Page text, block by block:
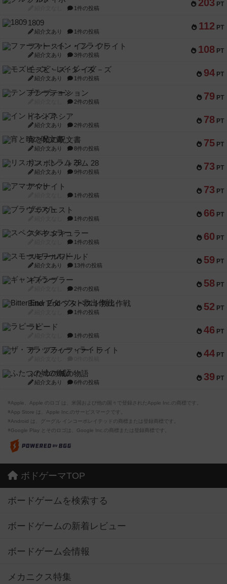
203 PT
1件の投稿
112 PT
1809
紹介文あり 1件の投稿
108 PT
ファースト・イン・フライト
紹介文あり 3件の投稿
94 PT
モズビ－ズ・レイダ－ズ
紹介文あり 1件の投稿
79 PT
テンプテーション
2件の投稿
78 PT
インドネシア
紹介文あり 2件の投稿
75 PT
宵と暁の呪文書
紹介文あり 8件の投稿
73 PT
リスボン・トラム 28
紹介文あり 9件の投稿
73 PT
アマナイト
1件の投稿
66 PT
ブラヴェスト
1件の投稿
60 PT
スペクタキュラー
1件の投稿
59 PT
スモールワールド
紹介文あり 13件の投稿
58 PT
ギャンブラー
2件の投稿
52 PT
Bitter End ブタペスト救出作戦
1件の投稿
46 PT
ラピード
1件の投稿
44 PT
ザ・フラッフィー・ライト
39 PT
ふたつの城の物語
紹介文あり 6件の投稿
※Apple、Apple のロゴ は、米国および他の国々で登録されたApple Inc.の商標です。
※App Store は、Apple Inc.のサービスマークです。
※Android は、グーグル インコーポレイテッドの商標または登録商標です。
※Google Play とそのロゴは、Google Inc.の商標または登録商標です。
ボドゲーマTOP
ボードゲームを検索する
ボードゲームの新着レビュー
ボードゲーム会情報
メカニクス特集